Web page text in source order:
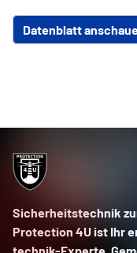
Datenblatt
Sicherheits­technik
Protection 4U ist Ihr
technik-Experte.